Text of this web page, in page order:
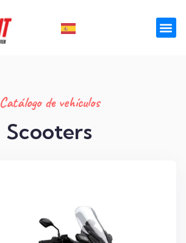
Catálogo de vehículos
Scooters